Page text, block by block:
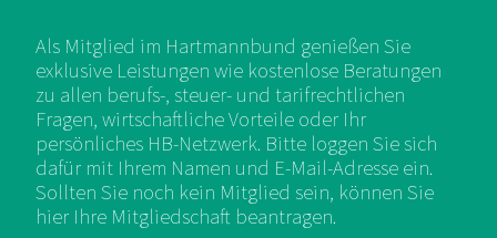
Als Mitglied im Hartmannbund genießen Sie
exklusive Leistungen wie kostenlose Beratungen
zu allen berufs-, steuer- und tarifrechtlichen
Fragen, wirtschaftliche Vorteile oder Ihr
persönliches HB-Netzwerk. Bitte loggen Sie sich
dafür mit Ihrem Namen und E-Mail-Adresse ein.
Sollten Sie noch kein Mitglied sein, können Sie
hier Ihre Mitgliedschaft beantragen.